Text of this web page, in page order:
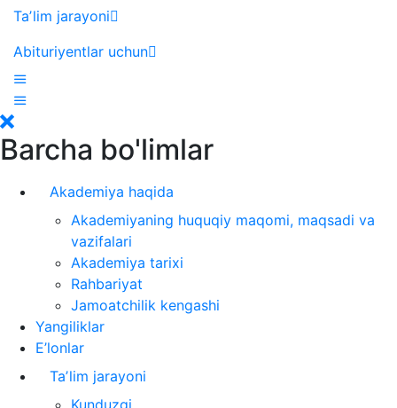
Taʼlim jarayoni
Abituriyentlar uchun
Barcha bo'limlar
Akademiya haqida
Akademiyaning huquqiy maqomi, maqsadi va
vazifalari
Akademiya tarixi
Rahbariyat
Jamoatchilik kengashi
Yangiliklar
E’lonlar
Taʼlim jarayoni
Kunduzgi